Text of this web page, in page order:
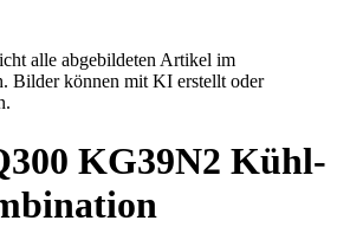
alle abgebildeten Artikel im
Bilder können mit KI erstellt oder
KG39N2 Kühl-